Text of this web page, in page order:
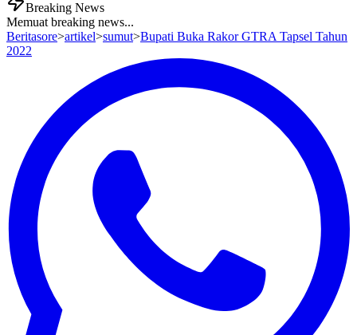
Breaking News
Memuat breaking news...
Beritasore>artikel>sumut>Bupati Buka Rakor GTRA Tapsel Tahun
2022